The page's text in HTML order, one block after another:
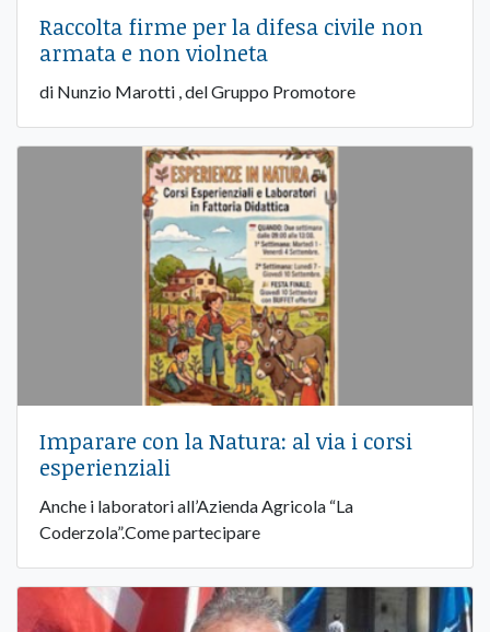
Raccolta firme per la difesa civile non
armata e non violneta
di Nunzio Marotti , del Gruppo Promotore
Imparare con la Natura: al via i corsi
esperienziali
Anche i laboratori all’Azienda Agricola “La
Coderzola”.Come partecipare